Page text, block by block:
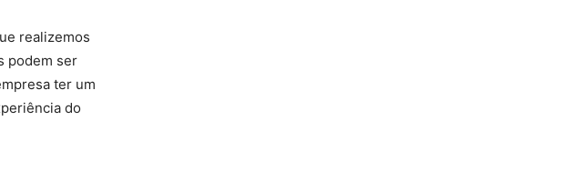
realizemos
podem ser
ter um
do